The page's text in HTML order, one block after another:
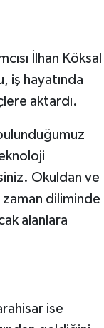
İlhan Köksal
iş hayatında
aktardı.
Okuldan ve
diliminde
alanlara
ise